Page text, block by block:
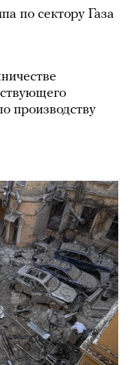
по сектору Газа
производству